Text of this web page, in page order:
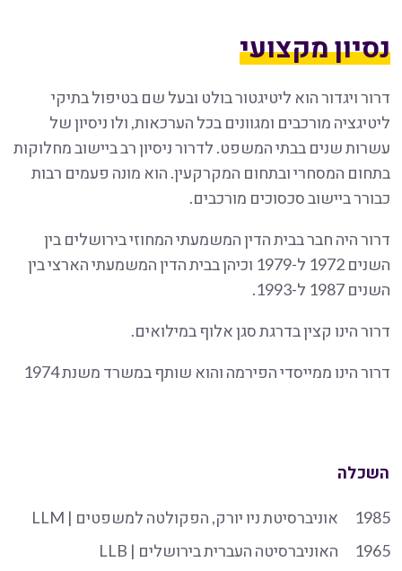
נסיון מקצועי
דרור ויגדור הוא ליטיגטור בולט ובעל שם בטיפול בתיקי
ליטיגציה מורכבים ומגוונים בכל הערכאות, ולו ניסיון של
עשרות שנים בבתי המשפט. לדרור ניסיון רב ביישוב מחלוקות
בתחום המסחרי ובתחום המקרקעין. הוא מונה פעמים רבות
כבורר ביישוב סכסוכים מורכבים.
דרור היה חבר בבית הדין המשמעתי המחוזי בירושלים בין
השנים 1972 ל-1979 וכיהן בבית הדין המשמעתי הארצי בין
השנים 1987 ל-1993.
דרור הינו קצין בדרגת סגן אלוף במילואים.
דרור הינו ממייסדי הפירמה והוא שותף במשרד משנת 1974
השכלה
1985
אוניברסיטת ניו יורק, הפקולטה למשפטים | LLM
1965
האוניברסיטה העברית בירושלים | LLB